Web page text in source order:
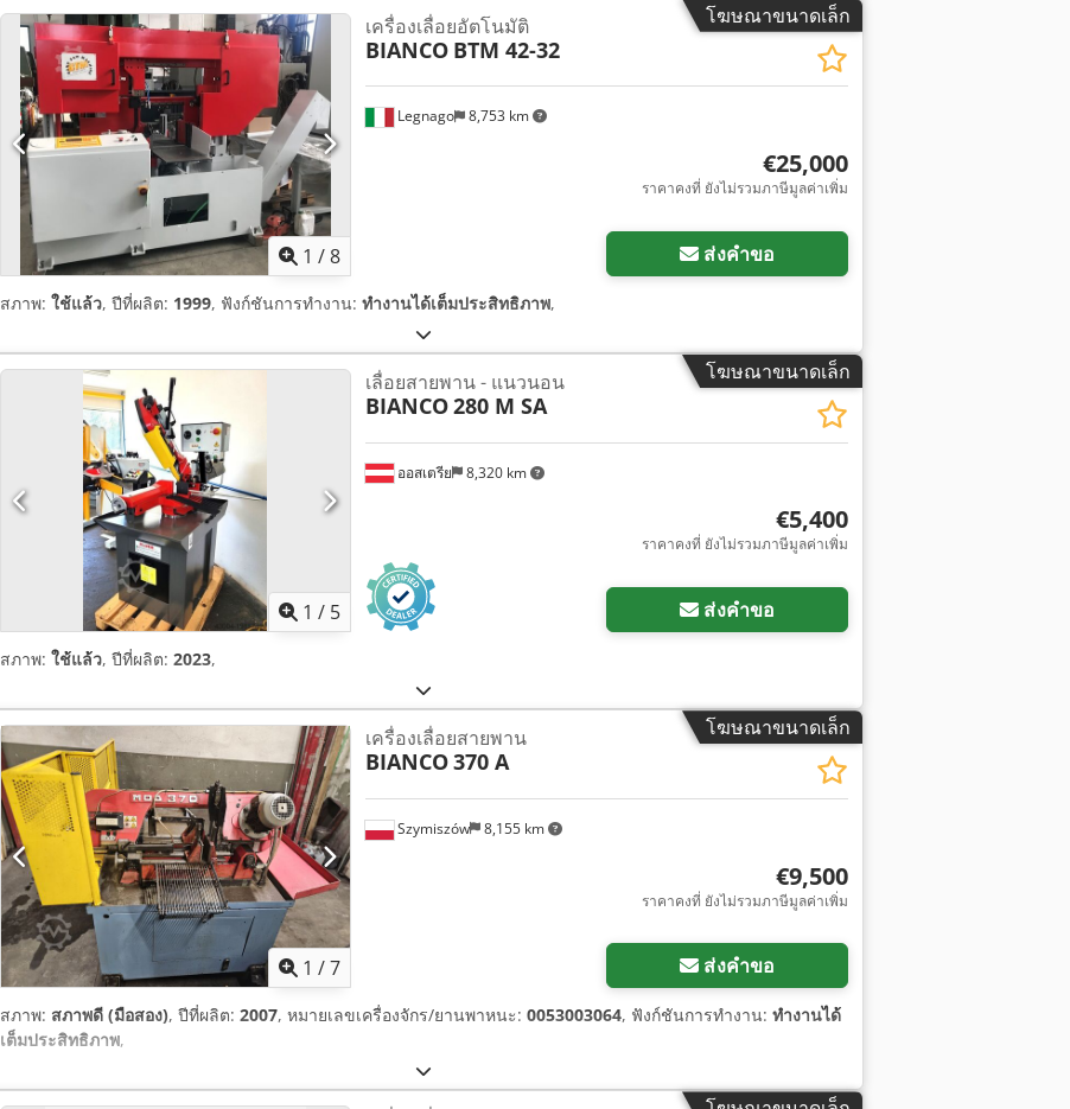
โฆษณาขนาดเล็ก
1 /8
Legnago 8,753 km
เครื่องเลื่อยอัตโนมัติ
BIANCO BTM 42-32
€25,000
ราคาคงที่ ยังไม่รวมภาษีมูลค่าเพิ่ม
ส่งคำขอ
สภาพ: ใช้แล้ว, ปีที่ผลิต: 1999, ฟังก์ชันการทำงาน: ทำงานได้เต็มประสิทธิภาพ,
โฆษณาขนาดเล็ก
1 / 5
ออสเตรีย 8,320 km
เลื่อยสายพาน - แนวนอน
BIANCO280 M SA
€5,400
ราคาคงที่ ยังไม่รวมภาษีมูลค่าเพิ่ม
ส่งคำขอ
สภาพ: ใช้แล้ว, ปีที่ผลิต: 2023,
โฆษณาขนาดเล็ก
1 /7
Szymiszów 8,155 km
เครื่องเลื่อยสายพาน
BIANCO370 A
€9,500
ราคาคงที่ ยังไม่รวมภาษีมูลค่าเพิ่ม
ส่งคำขอ
สภาพ: สภาพดี (มือสอง), ปีที่ผลิต: 2007, หมายเลขเครื่องจักร/ยานพาหนะ: 0053003064, ฟังก์ชันการทำงาน: ทำงานได้
เต็มประสิทธิภาพ,